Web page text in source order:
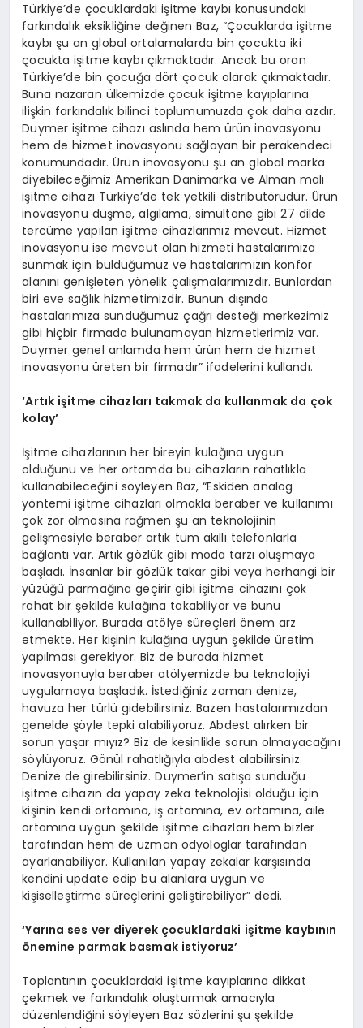
Türkiye’de çocuklardaki işitme kaybı konusundaki
farkındalık eksikliğine değinen Baz, “Çocuklarda işitme
kaybı şu an global ortalamalarda bin çocukta iki
çocukta işitme kaybı çıkmaktadır. Ancak bu oran
Türkiye’de bin çocuğa dört çocuk olarak çıkmaktadır.
Buna nazaran ülkemizde çocuk işitme kayıplarına
ilişkin farkındalık bilinci toplumumuzda çok daha azdır.
Duymer işitme cihazı aslında hem ürün inovasyonu
hem de hizmet inovasyonu sağlayan bir perakendeci
konumundadır. Ürün inovasyonu şu an global marka
diyebileceğimiz Amerikan Danimarka ve Alman malı
işitme cihazı Türkiye’de tek yetkili distribütörüdür. Ürün
inovasyonu düşme, algılama, simültane gibi 27 dilde
tercüme yapılan işitme cihazlarımız mevcut. Hizmet
inovasyonu ise mevcut olan hizmeti hastalarımıza
sunmak için bulduğumuz ve hastalarımızın konfor
alanını genişleten yönelik çalışmalarımızdır. Bunlardan
biri eve sağlık hizmetimizdir. Bunun dışında
hastalarımıza sunduğumuz çağrı desteği merkezimiz
gibi hiçbir firmada bulunamayan hizmetlerimiz var.
Duymer genel anlamda hem ürün hem de hizmet
inovasyonu üreten bir firmadır” ifadelerini kullandı.
‘Artık işitme cihazları takmak da kullanmak da çok
kolay’
İşitme cihazlarının her bireyin kulağına uygun
olduğunu ve her ortamda bu cihazların rahatlıkla
kullanabileceğini söyleyen Baz, “Eskiden analog
yöntemi işitme cihazları olmakla beraber ve kullanımı
çok zor olmasına rağmen şu an teknolojinin
gelişmesiyle beraber artık tüm akıllı telefonlarla
bağlantı var. Artık gözlük gibi moda tarzı oluşmaya
başladı. İnsanlar bir gözlük takar gibi veya herhangi bir
yüzüğü parmağına geçirir gibi işitme cihazını çok
rahat bir şekilde kulağına takabiliyor ve bunu
kullanabiliyor. Burada atölye süreçleri önem arz
etmekte. Her kişinin kulağına uygun şekilde üretim
yapılması gerekiyor. Biz de burada hizmet
inovasyonuyla beraber atölyemizde bu teknolojiyi
uygulamaya başladık. İstediğiniz zaman denize,
havuza her türlü gidebilirsiniz. Bazen hastalarımızdan
genelde şöyle tepki alabiliyoruz. Abdest alırken bir
sorun yaşar mıyız? Biz de kesinlikle sorun olmayacağını
söylüyoruz. Gönül rahatlığıyla abdest alabilirsiniz.
Denize de girebilirsiniz. Duymer’in satışa sunduğu
işitme cihazın da yapay zeka teknolojisi olduğu için
kişinin kendi ortamına, iş ortamına, ev ortamına, aile
ortamına uygun şekilde işitme cihazları hem bizler
tarafından hem de uzman odyologlar tarafından
ayarlanabiliyor. Kullanılan yapay zekalar karşısında
kendini update edip bu alanlara uygun ve
kişiselleştirme süreçlerini geliştirebiliyor” dedi.
‘Yarına ses ver diyerek çocuklardaki işitme kaybının
önemine parmak basmak istiyoruz’
Toplantının çocuklardaki işitme kayıplarına dikkat
çekmek ve farkındalık oluşturmak amacıyla
düzenlendiğini söyleyen Baz sözlerini şu şekilde